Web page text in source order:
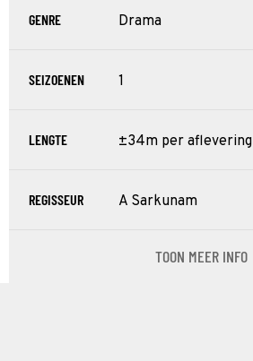
GENRE Drama
SEIZOENEN 1
LENGTE ±34m per aflevering
REGISSEUR A Sarkunam
TOON MEER INFO